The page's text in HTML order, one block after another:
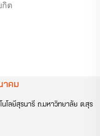
กิต
าคม
โลยีสุรนารี ถ.มหาวิทยาลัย ต.สุร